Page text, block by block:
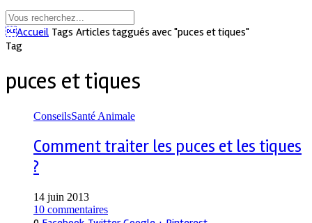
Accueil Tags Articles taggués avec "puces et tiques"
Tag
puces et tiques
ConseilsSanté Animale
Comment traiter les puces et les tiques
?
14 juin 2013
10 commentaires